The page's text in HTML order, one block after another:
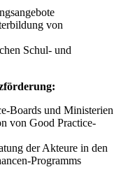
von
Schul- und
Boards und Ministerien
von Good Practice-
der Akteure in den
Programms